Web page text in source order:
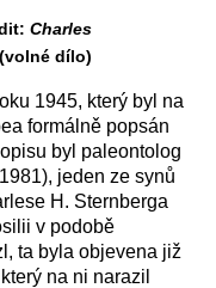
Charles
(volné dílo)
1945, který byl na
formálně popsán
byl paleontolog
jeden ze synů
H. Sternberga
v podobě
ta byla objevena již
na ni narazil